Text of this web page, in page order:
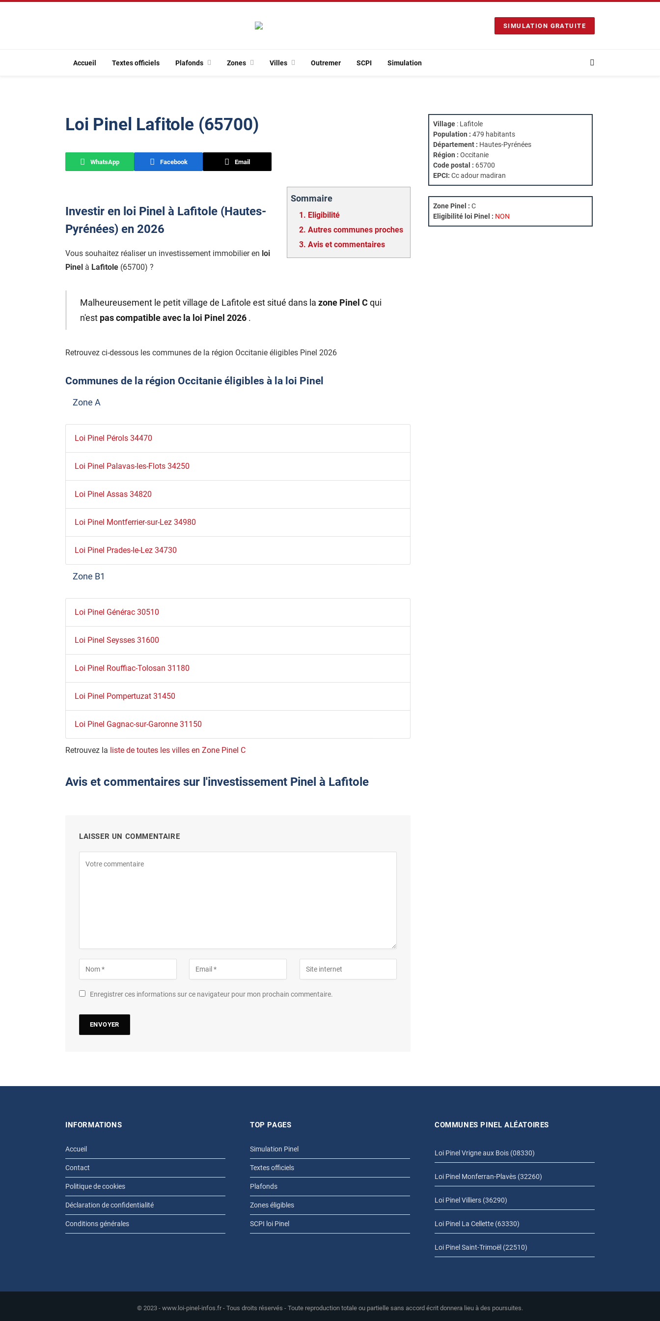
SIMULATION GRATUITE
Accueil Textes officiels Plafonds Zones Villes Outremer SCPI Simulation
Loi Pinel Lafitole (65700)
WhatsApp Facebook Email
Sommaire
1. Eligibilité
2. Autres communes proches
3. Avis et commentaires
Investir en loi Pinel à Lafitole (Hautes-
Pyrénées) en 2026
Vous souhaitez réaliser un investissement immobilier en loi
Pinel à Lafitole (65700) ?
Malheureusement le petit village de Lafitole est situé dans la zone Pinel C qui
n'est pas compatible avec la loi Pinel 2026 .
Retrouvez ci-dessous les communes de la région Occitanie éligibles Pinel 2026
Communes de la région Occitanie éligibles à la loi Pinel
Zone A
Loi Pinel Pérols 34470
Loi Pinel Palavas-les-Flots 34250
Loi Pinel Assas 34820
Loi Pinel Montferrier-sur-Lez 34980
Loi Pinel Prades-le-Lez 34730
Zone B1
Loi Pinel Générac 30510
Loi Pinel Seysses 31600
Loi Pinel Rouffiac-Tolosan 31180
Loi Pinel Pompertuzat 31450
Loi Pinel Gagnac-sur-Garonne 31150
Retrouvez la liste de toutes les villes en Zone Pinel C
Avis et commentaires sur l'investissement Pinel à Lafitole
LAISSER UN COMMENTAIRE
Enregistrer ces informations sur ce navigateur pour mon prochain commentaire.
Village : Lafitole
Population : 479 habitants
Département : Hautes-Pyrénées
Région : Occitanie
Code postal : 65700
EPCI: Cc adour madiran
Zone Pinel : C
Eligibilité loi Pinel : NON
INFORMATIONS
Accueil
Contact
Politique de cookies
Déclaration de confidentialité
Conditions générales
TOP PAGES
Simulation Pinel
Textes officiels
Plafonds
Zones éligibles
SCPI loi Pinel
COMMUNES PINEL ALÉATOIRES
Loi Pinel Vrigne aux Bois (08330)
Loi Pinel Monferran-Plavès (32260)
Loi Pinel Villiers (36290)
Loi Pinel La Cellette (63330)
Loi Pinel Saint-Trimoël (22510)
© 2023 - www.loi-pinel-infos.fr - Tous droits réservés - Toute reproduction totale ou partielle sans accord écrit donnera lieu à des poursuites.